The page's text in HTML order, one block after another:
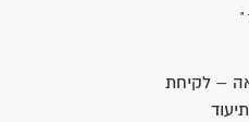
»
– לקיחת